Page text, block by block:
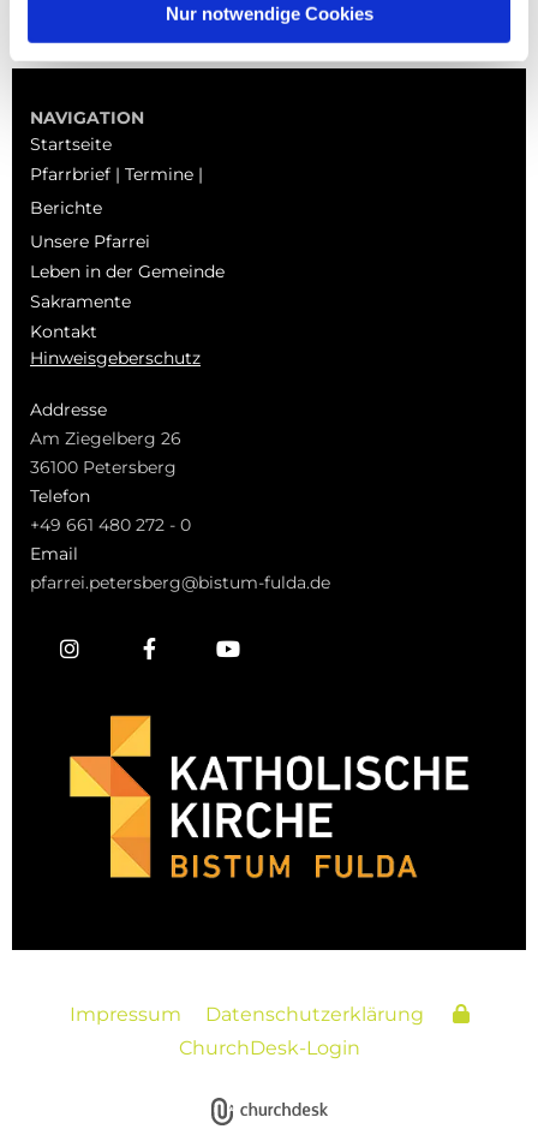
Nur notwendige Cookies
NAVIGATION
Startseite
Pfarrbrief | Termine |
Berichte
Unsere Pfarrei
Leben in der Gemeinde
Sakramente
Kontakt
Hinweisgeberschutz
Addresse
Am Ziegelberg 26
36100 Petersberg
Telefon
+49 661 480 272 - 0
Email
pfarrei.petersberg@bistum-fulda.de
Impressum
Datenschutzerklärung
ChurchDesk-Login